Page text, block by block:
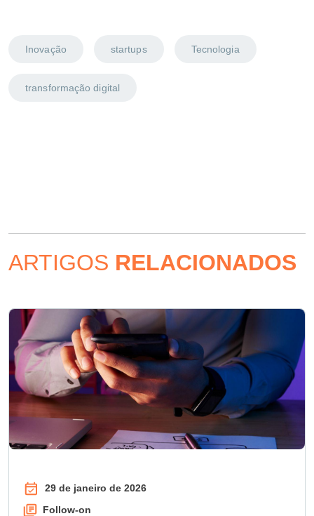
Inovação startups Tecnologia
transformação digital
ARTIGOS RELACIONADOS
29 de janeiro de 2026
Follow-on